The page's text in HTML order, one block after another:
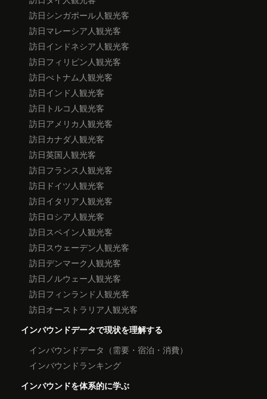
訪日シンガポール人観光客
訪日マレーシア人観光客
訪日インドネシア人観光客
訪日フィリピン人観光客
訪日べトナム人観光客
訪日インド人観光客
訪日トルコ人観光客
訪日アメリカ人観光客
訪日カナダ人観光客
訪日英国人観光客
訪日フランス人観光客
訪日ドイツ人観光客
訪日イタリア人観光客
訪日ロシア人観光客
訪日スペイン人観光客
訪日スウェーデン人観光客
訪日デンマーク人観光客
訪日ノルウェー人観光客
訪日フィンランド人観光客
訪日オーストラリア人観光客
インバウンドデータで現状を理解する
インバウンドデータ（需要・宿泊・消費）
インバウンドランキング
インバウンドを体系的に学ぶ